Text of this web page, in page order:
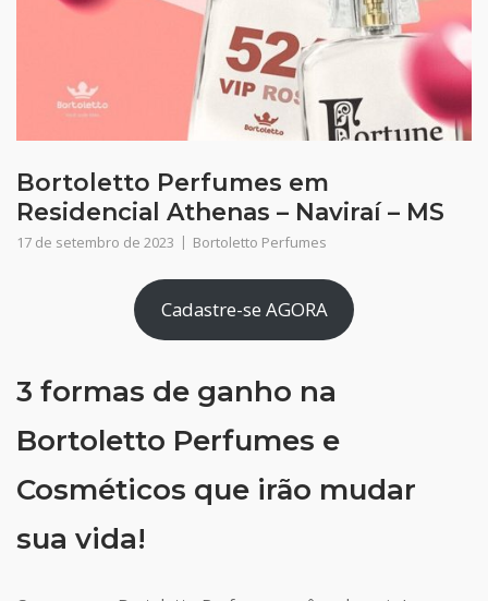
Bortoletto Perfumes em
Residencial Athenas – Naviraí – MS
17 de setembro de 2023 Bortoletto Perfumes
Cadastre-se AGORA
3 formas de ganho na
Bortoletto Perfumes e
Cosméticos que irão mudar
sua vida!